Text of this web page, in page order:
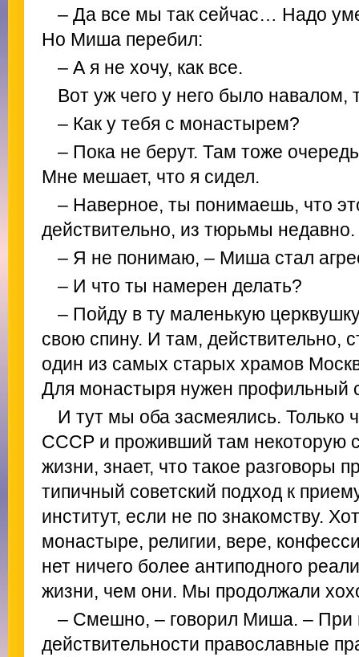
– Да все мы так сейчас… Надо
Но Миша перебил:
– А я не хочу, как все.
Вот уж чего у него было навалом,
– Как у тебя с монастырем?
– Пока не берут. Там тоже
Мне мешает, что я сидел.
– Наверное, ты понимаешь, что
действительно, из тюрьмы недавно.
– Я не понимаю, – Миша стал
– И что ты намерен делать?
– Пойду в ту маленькую
свою спину. И там, действительно,
один из самых старых храмов
Для монастыря нужен профильный
И тут мы оба засмеялись. Только
СССР и проживший там некоторую
жизни, знает, что такое разговоры
типичный советский подход к
институт, если не по знакомству.
монастыре, религии, вере,
нет ничего более антиподного
жизни, чем они. Мы продолжали
– Смешно, – говорил Миша. –
действительности православные